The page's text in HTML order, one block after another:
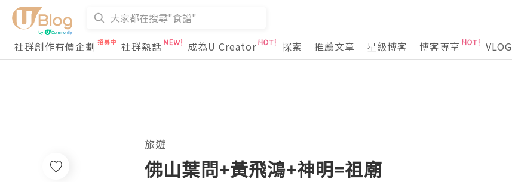
社群創作有價企劃
社群熱話 成為U Creator 探索 推薦文章 星級博客 博客專享 VLOG
旅遊
佛山葉問+黃飛鴻+神明=祖廟